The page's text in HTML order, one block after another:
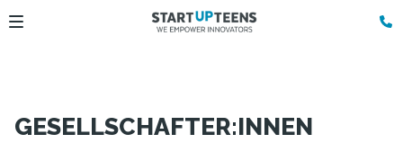
GESELLSCHAFTER:INNEN